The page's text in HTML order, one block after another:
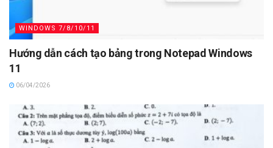
WINDOWS 7/8/10/11
Hướng dẫn cách tạo bảng trong Notepad Windows
11
06/04/2026